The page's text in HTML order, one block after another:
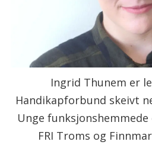
Ingrid Thunem er
Handikapforbund skeivt
Unge
FRI Troms og